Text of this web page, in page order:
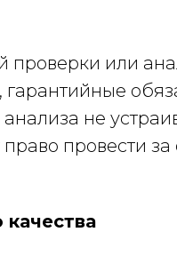
проверки или
не
провести